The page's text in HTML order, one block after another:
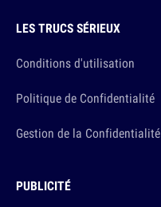
LES TRUCS SÉRIEUX
Conditions d'utilisation
Politique de Confidentialité
Gestion de la Confidentialité
PUBLICITÉ